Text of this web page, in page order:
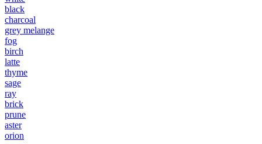
black
charcoal
grey melange
fog
birch
latte
thyme
sage
ray
brick
prune
aster
orion